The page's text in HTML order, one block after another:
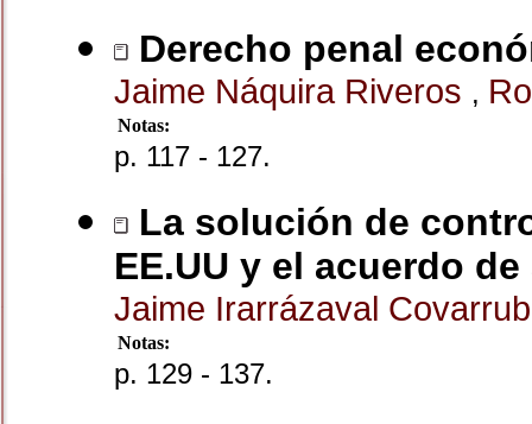
Derecho penal
Jaime Náquira Riveros ,
Notas:
p. 117 - 127.
La solución de
EE.UU y el acuerdo
Jaime Irarrázaval
Notas:
p. 129 - 137.